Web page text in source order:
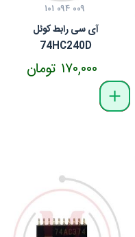
۱۰۱ ۰۹۴ ۰۰۹
آی سی رابط کوئل
74HC240D
۱۷۰,۰۰۰ تومان
delete
remove
add